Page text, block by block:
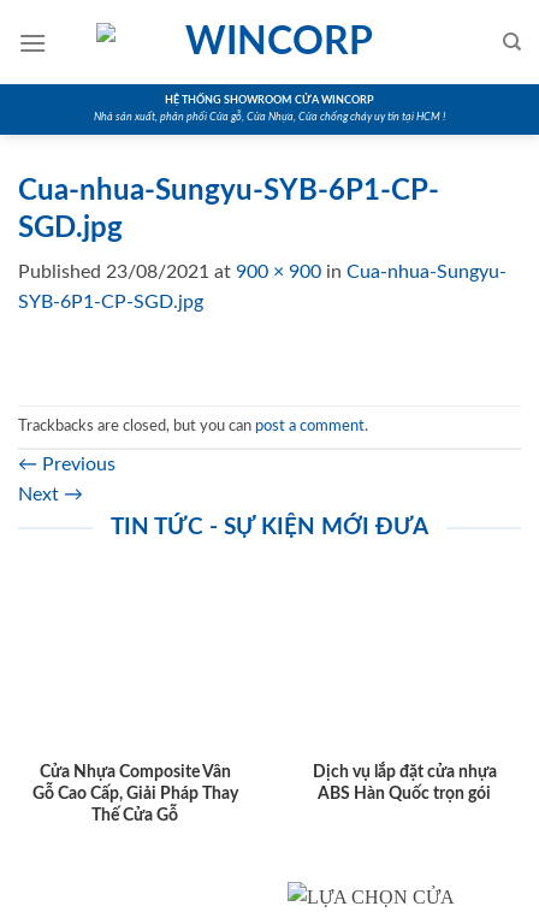
HỆ THỐNG SHOWROOM CỬA WINCORP
Nhà sản xuất, phân phối Cửa gỗ, Cửa Nhựa, Cửa chống cháy uy tín tại HCM !
Cua-nhua-Sungyu-SYB-6P1-CP-
SGD.jpg
Published 23/08/2021 at 900 × 900 in Cua-nhua-Sungyu-
SYB-6P1-CP-SGD.jpg
Trackbacks are closed, but you can post a comment.
← Previous
Next →
TIN TỨC - SỰ KIỆN MỚI ĐƯA
Cửa Nhựa Composite Vân
Gỗ Cao Cấp, Giải Pháp Thay
Thế Cửa Gỗ
Dịch vụ lắp đặt cửa nhựa
ABS Hàn Quốc trọn gói